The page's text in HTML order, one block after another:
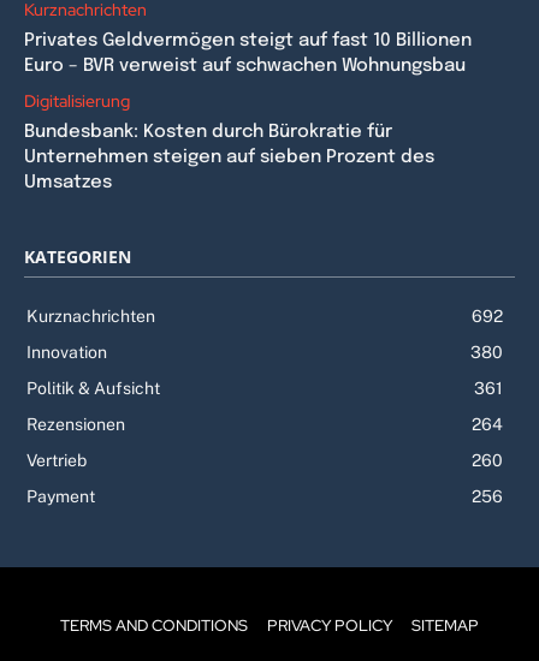
Kurznachrichten
Privates Geldvermögen steigt auf fast 10 Billionen
Euro – BVR verweist auf schwachen Wohnungsbau
Digitalisierung
Bundesbank: Kosten durch Bürokratie für
Unternehmen steigen auf sieben Prozent des
Umsatzes
KATEGORIEN
Kurznachrichten
692
Innovation
380
Politik & Aufsicht
361
Rezensionen
264
Vertrieb
260
Payment
256
TERMS AND CONDITIONS PRIVACY POLICY SITEMAP